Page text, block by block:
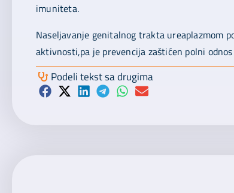
imuniteta.
Naseljavanje genitalnog trakta ureaplazmom
aktivnosti,pa je prevencija zaštićen polni
Podeli tekst sa drugima